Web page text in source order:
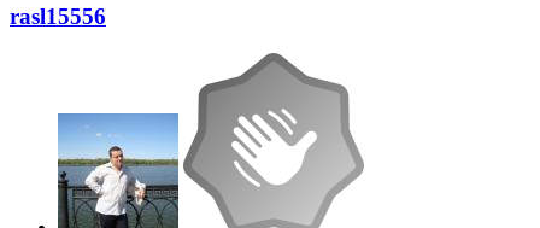
rasl15556